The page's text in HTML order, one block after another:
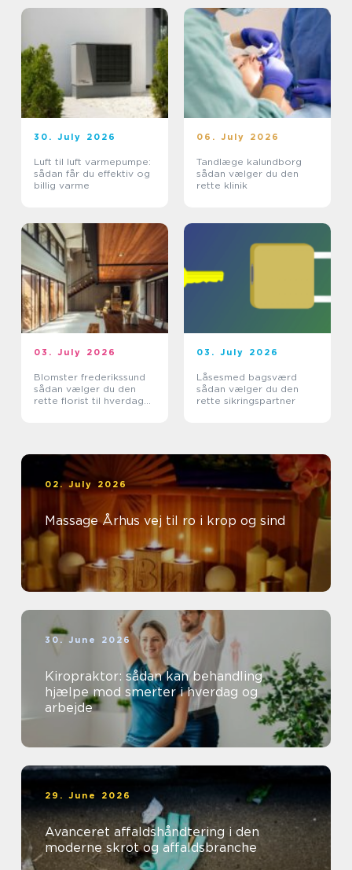
30. July 2026
Luft til luft varmepumpe:
sådan får du effektiv og
billig varme
06. July 2026
Tandlæge kalundborg
sådan vælger du den
rette klinik
03. July 2026
Blomster frederikssund
sådan vælger du den
rette florist til hverdag
03. July 2026
Låsesmed bagsværd
sådan vælger du den
rette sikringspartner
02. July 2026
Massage Århus vej til ro i krop og sind
30. June 2026
Kiropraktor: sådan kan behandling
hjælpe mod smerter i hverdag og
arbejde
29. June 2026
Avanceret affaldshåndtering i den
moderne skrot og affaldsbranche